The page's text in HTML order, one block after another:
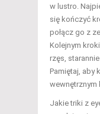
w lustro.
się kończyć
połącz go z
Kolejnym
rzęs,
Pamiętaj, aby
wewnętrznym
Jakie triki z